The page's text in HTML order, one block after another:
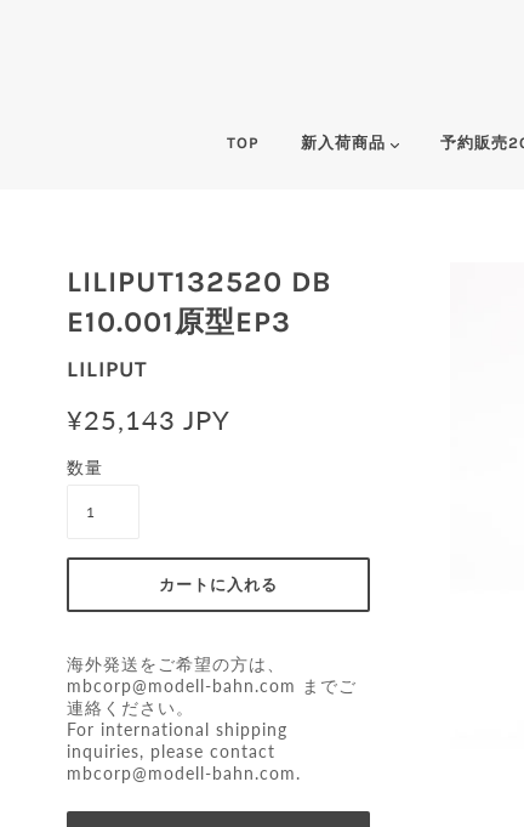
TOP 新入荷商品 予約販売
LILIPUT132520 DB
E10.001原型EP3
LILIPUT
¥25,143 JPY
数量
海外発送をご希望の方は、
mbcorp@modell-bahn.com
までご
連絡ください。
For international shipping
inquiries, please contact
mbcorp@modell-bahn.com.